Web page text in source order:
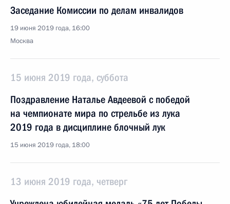
Заседание Комиссии по делам инвалидов
19 июня 2019 года, 16:00
Москва
15 июня 2019 года, суббота
Поздравление Наталье Авдеевой с победой
на чемпионате мира по стрельбе из лука
2019 года в дисциплине блочный лук
15 июня 2019 года, 18:00
13 июня 2019 года, четверг